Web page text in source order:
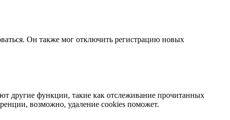
Он также мог отключить регистрацию новых
другие функции, такие как отслеживание прочитанных
возможно, удаление cookies поможет.